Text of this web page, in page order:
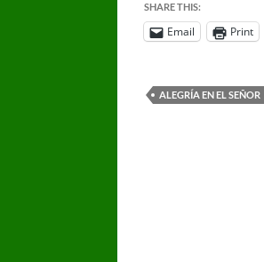
SHARE THIS:
Email Print
ALEGRÍA EN EL SEÑOR